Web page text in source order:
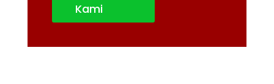
Kami